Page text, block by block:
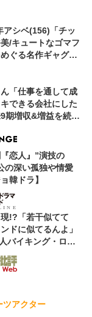
アシベ(156)「チッ
/キュートなゴマフ
ぐる名作ギャグ4
「仕事を通して成
できる会社にした
期増収&増益を続け
恋人』”演技の
の深い孤独や情愛
韓ドラ】
!?「若干似てて
ドに似てるんよ」
バイキング・ロ
った」
ツアクター